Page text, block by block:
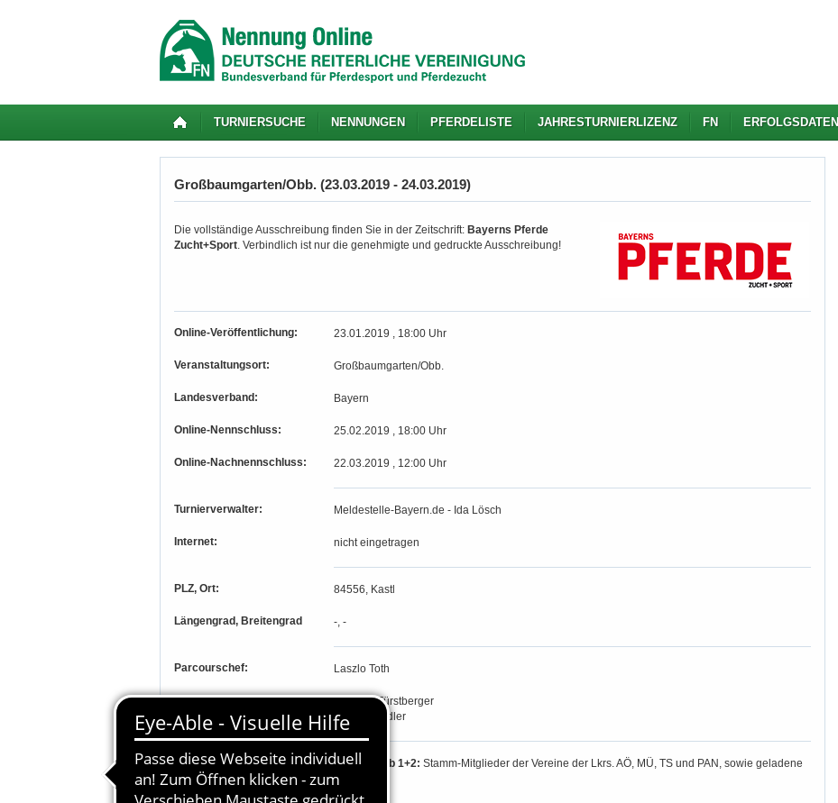
TURNIERSUCHE NENNUNGEN PFERDELISTE JAHRESTURNIERLIZENZ FN ERFOLGSDATEN
Großbaumgarten/Obb. (23.03.2019 - 24.03.2019)
Die vollständige Ausschreibung finden Sie in der Zeitschrift: Bayerns Pferde
Zucht+Sport. Verbindlich ist nur die genehmigte und gedruckte Ausschreibung!
Online-Veröffentlichung: 23.01.2019 , 18:00 Uhr
Veranstaltungsort: Großbaumgarten/Obb.
Landesverband: Bayern
Online-Nennschluss: 25.02.2019 , 18:00 Uhr
Online-Nachnennschluss: 22.03.2019 , 12:00 Uhr
Turnierverwalter: Meldestelle-Bayern.de - Ida Lösch
Internet: nicht eingetragen
PLZ, Ort: 84556, Kastl
Längengrad, Breitengrad -, -
Parcourschef: Laszlo Toth
Richter:
Manfred Fürstberger
Margot Stadler
Teilnahmeberechtigung: Wettbewerb 1+2: Stamm-Mitglieder der Vereine der Lkrs. AÖ, MÜ, TS und PAN, sowie geladene
Gäste.